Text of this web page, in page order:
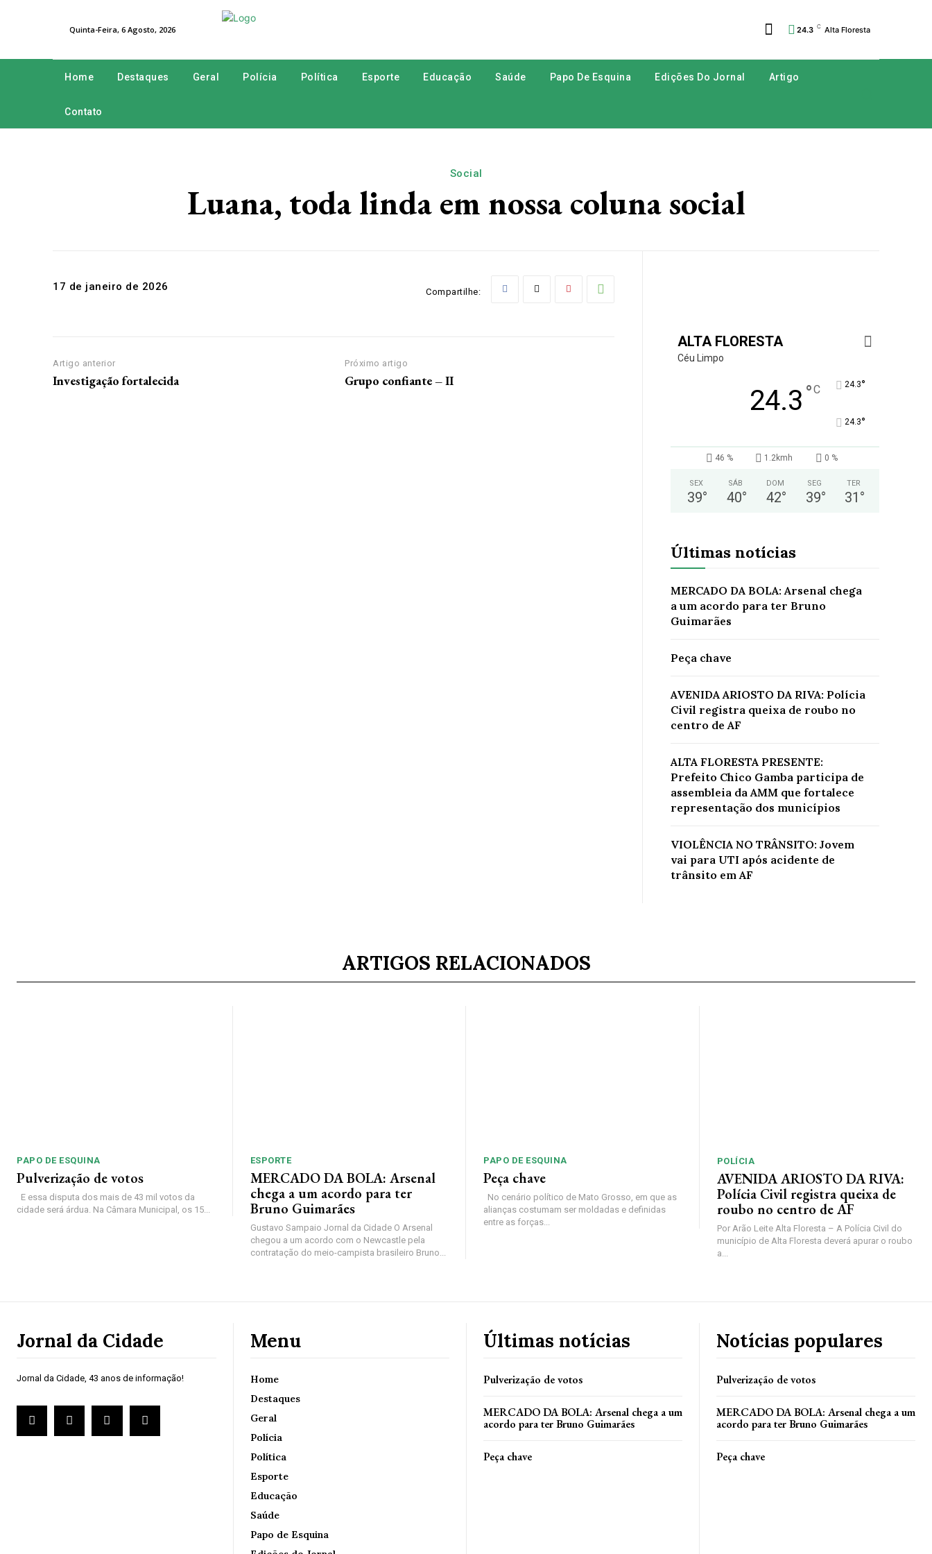
Quinta-Feira, 6 Agosto, 2026 24.3 C Alta Floresta
Home Destaques Geral Polícia Política Esporte Educação Saúde Papo De Esquina Edições Do Jornal Artigo
Contato
Social
Luana, toda linda em nossa coluna social
17 de janeiro de 2026 Compartilhe:
Artigo anterior
Investigação fortalecida
Próximo artigo
Grupo confiante – II
ALTA FLORESTA
Céu Limpo
24.3 °C 24.3°
24.3°
46 % 1.2kmh 0 %
SEX
39°
SÁB
40°
DOM
42°
SEG
39°
TER
31 °
Últimas notícias
MERCADO DA BOLA: Arsenal chega
a um acordo para ter Bruno
Guimarães
Peça chave
AVENIDA ARIOSTO DA RIVA: Polícia
Civil registra queixa de roubo no
centro de AF
ALTA FLORESTA PRESENTE:
Prefeito Chico Gamba participa de
assembleia da AMM que fortalece
representação dos municípios
VIOLÊNCIA NO TRÂNSITO: Jovem
vai para UTI após acidente de
trânsito em AF
ARTIGOS RELACIONADOS
PAPO DE ESQUINA
Pulverização de votos
E essa disputa dos mais de 43 mil votos da
cidade será árdua. Na Câmara Municipal, os 15...
ESPORTE
MERCADO DA BOLA: Arsenal
chega a um acordo para ter
Bruno Guimarães
Gustavo Sampaio Jornal da Cidade O Arsenal
chegou a um acordo com o Newcastle pela
contratação do meio-campista brasileiro Bruno...
PAPO DE ESQUINA
Peça chave
No cenário político de Mato Grosso, em que as
alianças costumam ser moldadas e definidas
entre as forças...
POLÍCIA
AVENIDA ARIOSTO DA RIVA:
Polícia Civil registra queixa de
roubo no centro de AF
Por Arão Leite Alta Floresta – A Polícia Civil do
município de Alta Floresta deverá apurar o roubo
a...
Jornal da Cidade
Jornal da Cidade, 43 anos de informação!
Menu
Home
Destaques
Geral
Polícia
Política
Esporte
Educação
Saúde
Papo de Esquina
Últimas notícias
Pulverização de votos
MERCADO DA BOLA: Arsenal chega a um
acordo para ter Bruno Guimarães
Peça chave
Notícias populares
Pulverização de votos
MERCADO DA BOLA: Arsenal chega a um
acordo para ter Bruno Guimarães
Peça chave